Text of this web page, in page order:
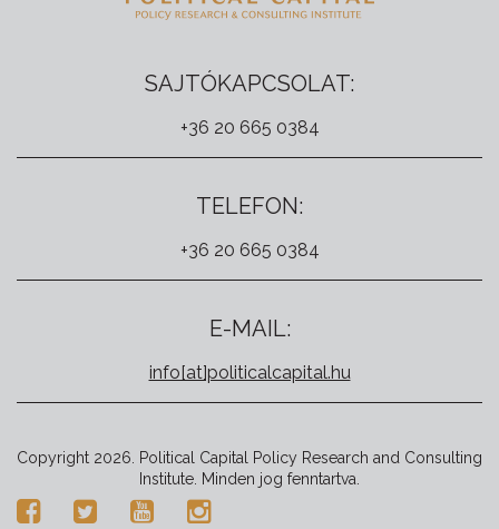
SAJTÓKAPCSOLAT:
+36 20 665 0384
TELEFON:
+36 20 665 0384
E-MAIL:
info[at]politicalcapital.hu
Copyright 2026. Political Capital Policy Research and Consulting
Institute. Minden jog fenntartva.